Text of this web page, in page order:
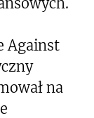
Against
na